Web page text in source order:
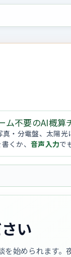
ム不要のAI概
真・分電盤、太陽
くか、音声入力で
い
始められます。